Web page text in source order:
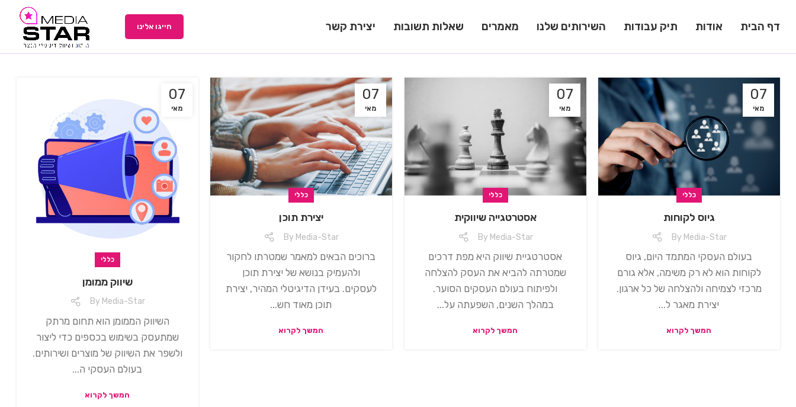
דף הבית אודות תיק עבודות השירותים שלנו מאמרים שאלות תשובות יצירת קשר חייגו אלינו
07
מאי
כללי
⁠גיוס לקוחות
By Media-Star
בעולם העסקי המתמד היום, גיוס
לקוחות הוא לא רק משימה, אלא גורם
מרכזי לצמיחה ולהצלחה של כל ארגון.
יצירת מאגר ל...
המשך לקרוא
07
מאי
כללי
אסטרטגייה שיווקית
By Media-Star
אסטרטגיית שיווק היא מפת דרכים
שמטרתה להביא את העסק להצלחה
ולפיתוח בעולם העסקים הסוער.
במהלך השנים, השפעתה על...
המשך לקרוא
07
מאי
כללי
יצירת תוכן
By Media-Star
ברוכים הבאים למאמר שמטרתו לחקור
ולהעמיק בנושא של יצירת תוכן
לעסקים. בעידן הדיגיטלי המהיר, יצירת
תוכן מאוד חש...
המשך לקרוא
07
מאי
כללי
שיווק ממומן
By Media-Star
השיווק הממומן הוא תחום מרתק
שמתעסק בשימוש בכספים כדי ליצור
ולשפר את השיווק של מוצרים ושירותים.
בעולם העסקי ה...
המשך לקרוא